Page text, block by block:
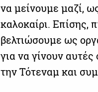
να μείνουμε μαζί,
καλοκαίρι. Επίσης,
βελτιώσουμε ως
για να γίνουν
την Τότεναμ και